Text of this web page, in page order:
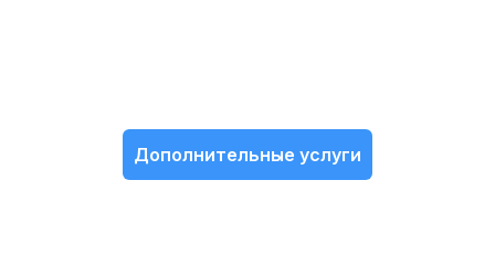
Дополнительные услуги